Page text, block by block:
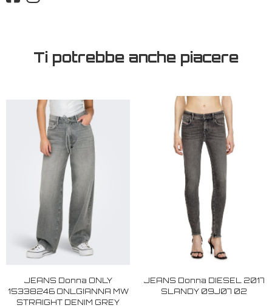
Ti potrebbe anche piacere
JEANS Donna ONLY
15338246 ONLGIANNA MW
STRAIGHT DENIM GREY
JEANS Donna DIESEL 2017
SLANDY 09J07 02